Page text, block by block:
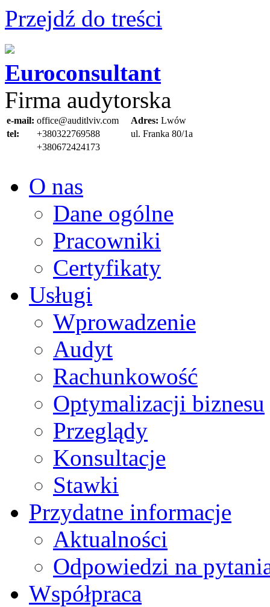
Przejdź do treści
Euroconsultant
Firma audytorska
e-mail: office@auditlviv.com Adres: Lwów
tel:
+380322769588
ul. Frankа 80/1a
+380672424173
O nas
Dane ogólne
Pracowniki
Certyfikaty
Usługi
Wprowadzenie
Audyt
Rachunkowość
Optymalizacji biznesu
Przeglądy
Konsultacje
Stawki
Przydatne informacje
Aktualności
Odpowiedzi na
Współpraca